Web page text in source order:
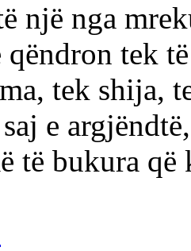
një nga
qëndron tek
tek shija,
e
të bukura